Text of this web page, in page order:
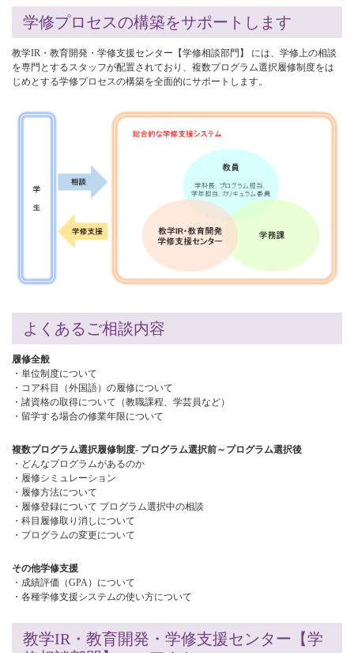
学修プロセスの構築をサポートします
教学IR・教育開発・学修支援センター【学修相談部門】 には、学修上の相談
を専門とするスタッフが配置されており、複数プログラム選択履修制度をは
じめとする学修プロセスの構築を全面的にサポートします。
よくあるご相談内容
履修全般
・単位制度について
・コア科目（外国語）の履修について
・諸資格の取得について（教職課程、学芸員など）
・留学する場合の修業年限について
複数プログラム選択履修制度- プログラム選択前～プログラム選択後
・どんなプログラムがあるのか
・履修シミュレーション
・履修方法について
・履修登録について プログラム選択中の相談
・科目履修取り消しについて
・プログラムの変更について
その他学修支援
・成績評価（GPA）について
・各種学修支援システムの使い方について
教学IR・教育開発・学修支援センター【学